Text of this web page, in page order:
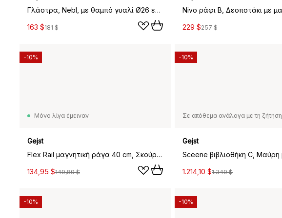
Γλάστρα, Nebl, με θαμπό γυαλί Ø26 εκ, Γκρι
163 $181 $ 229 $257 $
Μόνο λίγα έμειναν
Gejst
Flex Rail μαγνητική ράγα 40 cm, Σκούρο δρυς-ορείχαλκος
134,95 $149,89 $
-10%
Σε απόθεμα ανάλογα με τη ζήτηση
Gejst
1.214,10 $1.349 $
-10%
-10% -10%